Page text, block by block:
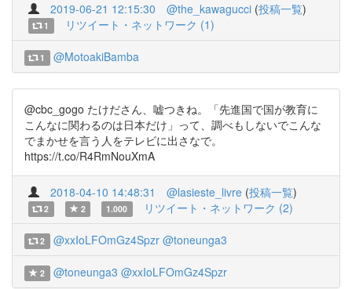
2019-06-21 12:15:30 @the_kawagucci (投稿一覧)
1 リツイート・ネットワーク (1)
1 @MotoakiBamba
@cbc_gogo たけださん、嘘つきね。「先進国で国が教育に
こんなに関わるのは日本だけ」って、調べもしないでこんな
でまかせを言う人をテレビに出さなで。
https://t.co/R4RmNouXmA
2018-04-10 14:48:31 @lasieste_livre (投稿一覧)
2 2 1.000 リツイート・ネットワーク (2)
2 @xxIoLFOmGz4Spzr @toneunga3
2 @toneunga3 @xxIoLFOmGz4Spzr